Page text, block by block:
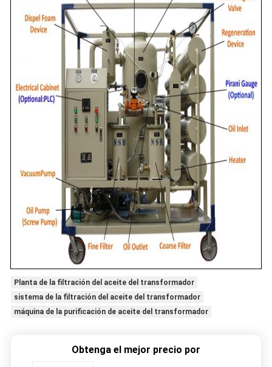
Planta de la filtración del aceite del transformador
sistema de la filtración del aceite del transformador
máquina de la purificación de aceite del transformador
Obtenga el mejor precio por